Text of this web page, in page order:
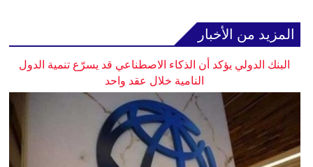
المزيد من الأخبار
البنك الدولي يؤكد أن الذكاء الاصطناعي قد يسرّع تنمية الدول
النامية خلال عقد واحد